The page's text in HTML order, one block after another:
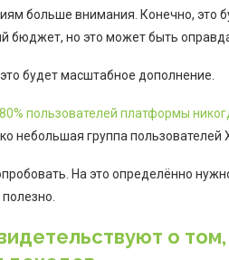
больше внимания. Конечно, это
бюджет, но это может быть
будет масштабное дополнение.
80% пользователей платформы
небольшая группа
На это определённо
о